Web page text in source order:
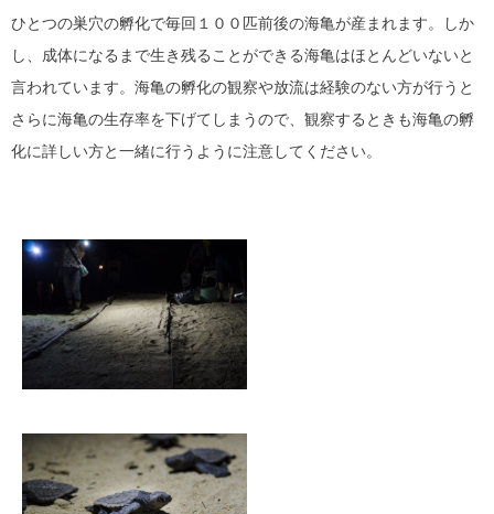
ひとつの巣穴の孵化で毎回１００匹前後の海亀が産まれます。しか
し、成体になるまで生き残ることができる海亀はほとんどいないと
言われています。海亀の孵化の観察や放流は経験のない方が行うと
さらに海亀の生存率を下げてしまうので、観察するときも海亀の孵
化に詳しい方と一緒に行うように注意してください。